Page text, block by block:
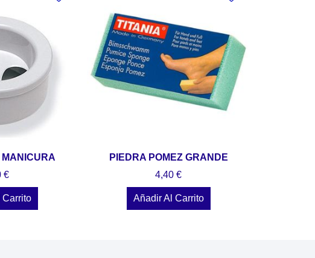
MANICURA
€
Carrito
PIEDRA POMEZ GRANDE
4,40€
Añadir Al Carrito